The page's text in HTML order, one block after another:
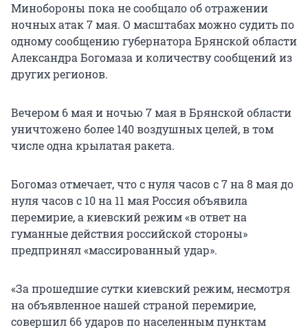
Минобороны пока не сообщало об отражении
ночных атак 7 мая. О масштабах можно судить по
одному сообщению губернатора Брянской области
Александра Богомаза и количеству сообщений из
других регионов.
Вечером 6 мая и ночью 7 мая в Брянской области
уничтожено более 140 воздушных целей, в том
числе одна крылатая ракета.
Богомаз отмечает, что с нуля часов с 7 на 8 мая до
нуля часов с 10 на 11 мая Россия объявила
перемирие, а киевский режим «в ответ на
гуманные действия российской стороны»
предпринял «массированный удар».
«За прошедшие сутки киевский режим, несмотря
на объявленное нашей страной перемирие,
совершил 66 ударовпо населенным пунктам